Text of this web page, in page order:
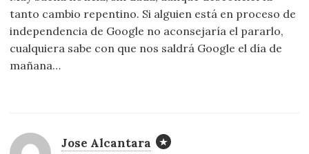
tanto cambio repentino. Si alguien está en proceso de
independencia de Google no aconsejaría el pararlo,
cualquiera sabe con que nos saldrá Google el día de
mañana…
Jose Alcantara